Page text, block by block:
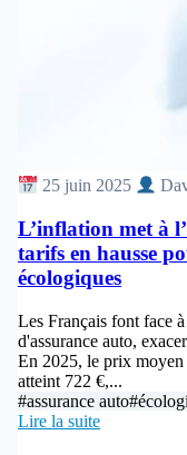
25 juin 2025
L’inflation met à
tarifs en hausse
écologiques
Les Français font face
d'assurance auto,
En 2025, le prix moyen
atteint 722 €,...
#assurance auto
Lire la suite